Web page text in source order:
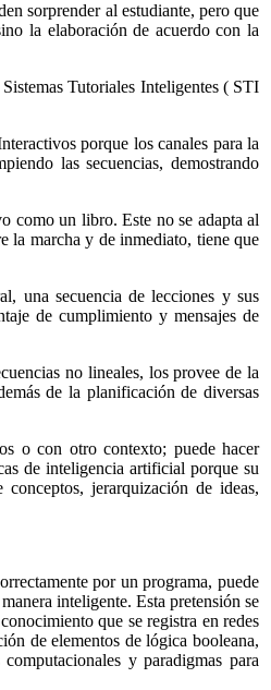
sorprender al estudiante, pero que
la elaboración de acuerdo con la
Tutoriales Inteligentes ( STI
porque los canales para la
las secuencias, demostrando
como un libro. Este no se adapta al
la marcha y de inmediato, tiene que
una secuencia de lecciones y sus
de cumplimiento y mensajes de
no lineales, los provee de la
de la planificación de diversas
o con otro contexto; puede hacer
de inteligencia artificial porque su
jerarquización de ideas,
por un programa, puede
inteligente. Esta pretensión se
que se registra en redes
de elementos de lógica booleana,
y paradigmas para